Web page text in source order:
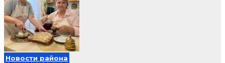
Новости района